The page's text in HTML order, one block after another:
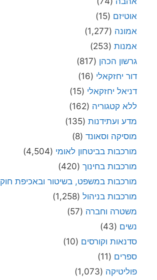
אוטיזם (15)
אמונה (1,277)
אמנות (253)
גרשון הכהן (817)
דור יחזקאלי (16)
דניאל יחזקאלי (15)
ללא קטגוריה (162)
מדע ועתידנות (135)
מוסיקה וסאונד (8)
מורכבות בביטחון לאומי (4,504)
מורכבות בחינוך (420)
מורכבות במשפט, בשיטור ובאכיפת חוק
מורכבות בניהול (1,258)
משטרה וחברה (57)
נשים (43)
סדנאות וקורסים (10)
ספרים (11)
פוליטיקה (1,073)